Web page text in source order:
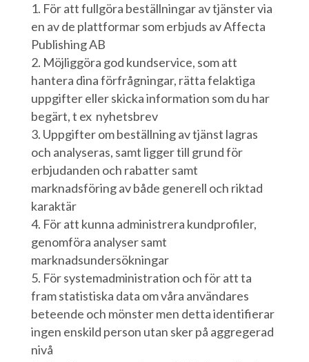
För att fullgöra beställningar av tjänster via
en av de plattformar som erbjuds av Affecta
Publishing AB
Möjliggöra god kundservice, som att
hantera dina förfrågningar, rätta felaktiga
uppgifter eller skicka information som du har
begärt, t ex nyhetsbrev
Uppgifter om beställning av tjänst lagras
och analyseras, samt ligger till grund för
erbjudanden och rabatter samt
marknadsföring av både generell och riktad
karaktär
För att kunna administrera kundprofiler,
genomföra analyser samt
marknadsundersökningar
För systemadministration och för att ta
fram statistiska data om våra användares
beteende och mönster men detta identifierar
ingen enskild person utan sker på aggregerad
nivå